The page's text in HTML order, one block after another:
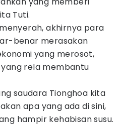
Tuti.
akhirnya para
benar merasakan
yang merosot,
rela membantu
saudara Tionghoa kita
apa yang ada di sini,
hampir kehabisan susu.